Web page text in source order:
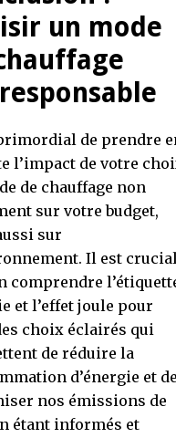
un mode
de prendre
l’impact de votre
de chauffage non
sur votre budget,
sur
Il est
comprendre
et l’effet joule pour
choix éclairés qui
de réduire la
d’énergie et de
nos émissions de
étant informés et